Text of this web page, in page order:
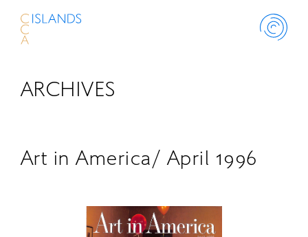
ABOUT
ARCHIVES
Art in America/ April 1996